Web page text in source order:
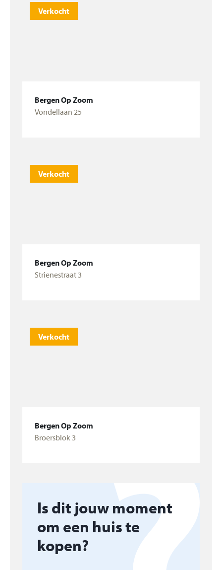
Verkocht
Bergen Op Zoom
Vondellaan 25
Verkocht
Bergen Op Zoom
Strienestraat 3
Verkocht
Bergen Op Zoom
Broersblok 3
Is dit jouw moment
om een huis te
kopen?